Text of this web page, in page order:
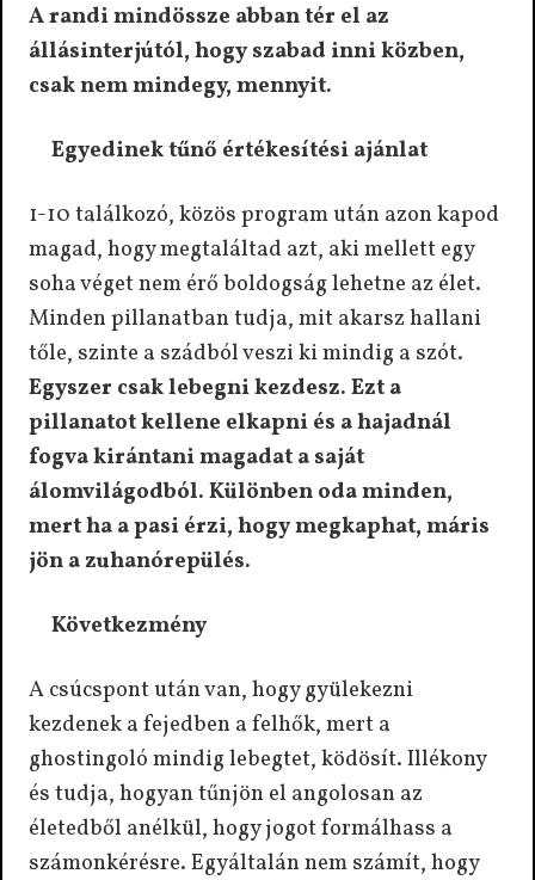
A randi mindössze abban tér el az
állásinterjútól, hogy szabad inni közben,
csak nem mindegy, mennyit.
Egyedinek tűnő értékesítési ajánlat
1-10 találkozó, közös program után azon kapod
magad, hogy megtaláltad azt, aki mellett egy
soha véget nem érő boldogság lehetne az élet.
Minden pillanatban tudja, mit akarsz hallani
tőle, szinte a szádból veszi ki mindig a szót.
Egyszer csak lebegni kezdesz. Ezt a
pillanatot kellene elkapni és a hajadnál
fogva kirántani magadat a saját
álomvilágodból. Különben oda minden,
mert haa pasi érzi, hogy megkaphat, máris
jön a zuhanórepülés.
Következmény
A csúcspont után van, hogy gyülekezni
kezdenek a fejedben a felhők, mert a
ghostingoló mindig lebegtet, ködösít. Illékony
és tudja, hogyan tűnjön el angolosan az
életedből anélkül, hogy jogot formálhass a
számonkérésre. Egyáltalán nem számít, hogy